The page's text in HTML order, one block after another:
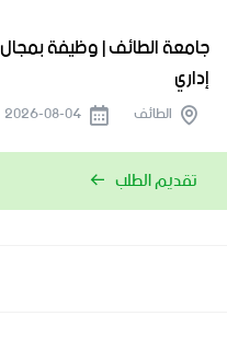
جامعة الطائف | وظيفة بمجال
إداري
الطائف
تقديم الطلب